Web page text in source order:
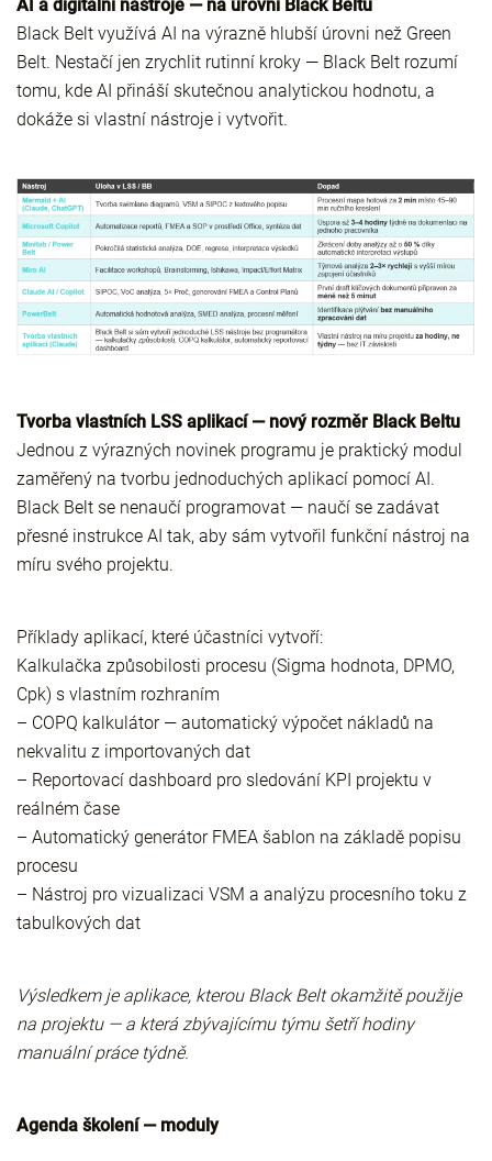
AI a digitální nástroje — na úrovni Black Beltu
Black Belt využívá AI na výrazně hlubší úrovni než Green
Belt. Nestačí jen zrychlit rutinní kroky — Black Belt rozumí
tomu, kde AI přináší skutečnou analytickou hodnotu, a
dokáže si vlastní nástroje i vytvořit.
Tvorba vlastních LSS aplikací — nový rozměr Black Beltu
Jednou z výrazných novinek programu je praktický modul
zaměřený na tvorbu jednoduchých aplikací pomocí AI.
Black Belt se nenaučí programovat — naučí se zadávat
přesné instrukce AI tak, aby sám vytvořil funkční nástroj na
míru svého projektu.
Příklady aplikací, které účastníci vytvoří:
Kalkulačka způsobilosti procesu (Sigma hodnota, DPMO,
Cpk) s vlastním rozhraním
– COPQ kalkulátor — automatický výpočet nákladů na
nekvalitu z importovaných dat
– Reportovací dashboard pro sledování KPI projektu v
reálném čase
– Automatický generátor FMEA šablon na základě popisu
procesu
– Nástroj pro vizualizaci VSM a analýzu procesního toku z
tabulkových dat
Výsledkem je aplikace, kterou Black Belt okamžitě použije
na projektu — a která zbývajícímu týmu šetří hodiny
manuální práce týdně.
Agenda školení — moduly